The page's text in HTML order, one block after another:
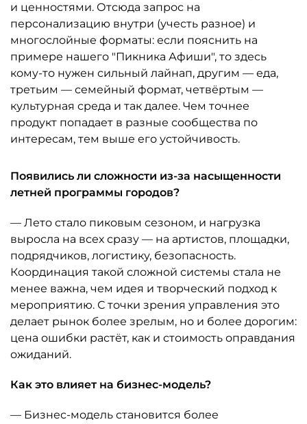
и ценностями. Отсюда запрос на
персонализацию внутри (учесть разное) и
многослойные форматы: если пояснить на
примере нашего "Пикника Афиши", то здесь
кому-то нужен сильный лайнап, другим — еда,
третьим — семейный формат, четвёртым —
культурная среда и так далее. Чем точнее
продукт попадает в разные сообщества по
интересам, тем выше его устойчивость.
Появились ли сложности из-за насыщенности
летней программы городов?
— Лето стало пиковым сезоном, и нагрузка
выросла на всех сразу — на артистов, площадки,
подрядчиков, логистику, безопасность.
Координация такой сложной системы стала не
менее важна, чем идея и творческий подход к
мероприятию. С точки зрения управления это
делает рынок более зрелым, но и более дорогим:
цена ошибки растёт, как и стоимость оправдания
ожиданий.
Как это влияет на бизнес-модель?
— Бизнес-модель становится более